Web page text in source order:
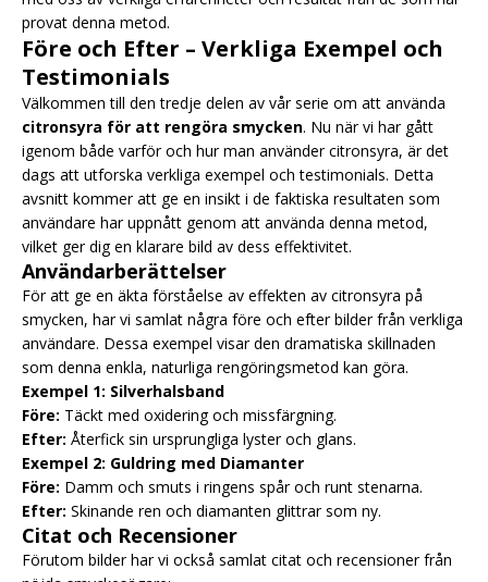
provat denna metod.
Före och Efter – Verkliga Exempel och
Testimonials
Välkommen till den tredje delen av vår serie om att använda
citronsyra för att rengöra smycken. Nu när vi har gått
igenom både varför och hur man använder citronsyra, är det
dags att utforska verkliga exempel och testimonials. Detta
avsnitt kommer att ge en insikt i de faktiska resultaten som
användare har uppnått genom att använda denna metod,
vilket ger dig en klarare bild av dess effektivitet.
Användarberättelser
För att ge en äkta förståelse av effekten av citronsyra på
smycken, har vi samlat några före och efter bilder från verkliga
användare. Dessa exempel visar den dramatiska skillnaden
som denna enkla, naturliga rengöringsmetod kan göra.
Exempel 1: Silverhalsband
Före: Täckt med oxidering och missfärgning.
Efter: Återfick sin ursprungliga lyster och glans.
Exempel 2: Guldring med Diamanter
Före: Damm och smuts i ringens spår och runt stenarna.
Efter: Skinande ren och diamanten glittrar som ny.
Citat och Recensioner
Förutom bilder har vi också samlat citat och recensioner från